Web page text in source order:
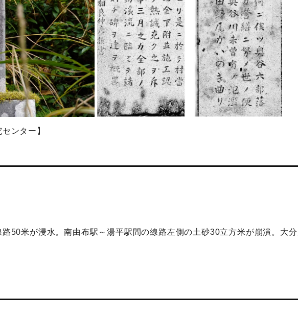
ンター】
50米が浸水。南由布駅～湯平駅間の線路左側の土砂30立方米が崩潰。大